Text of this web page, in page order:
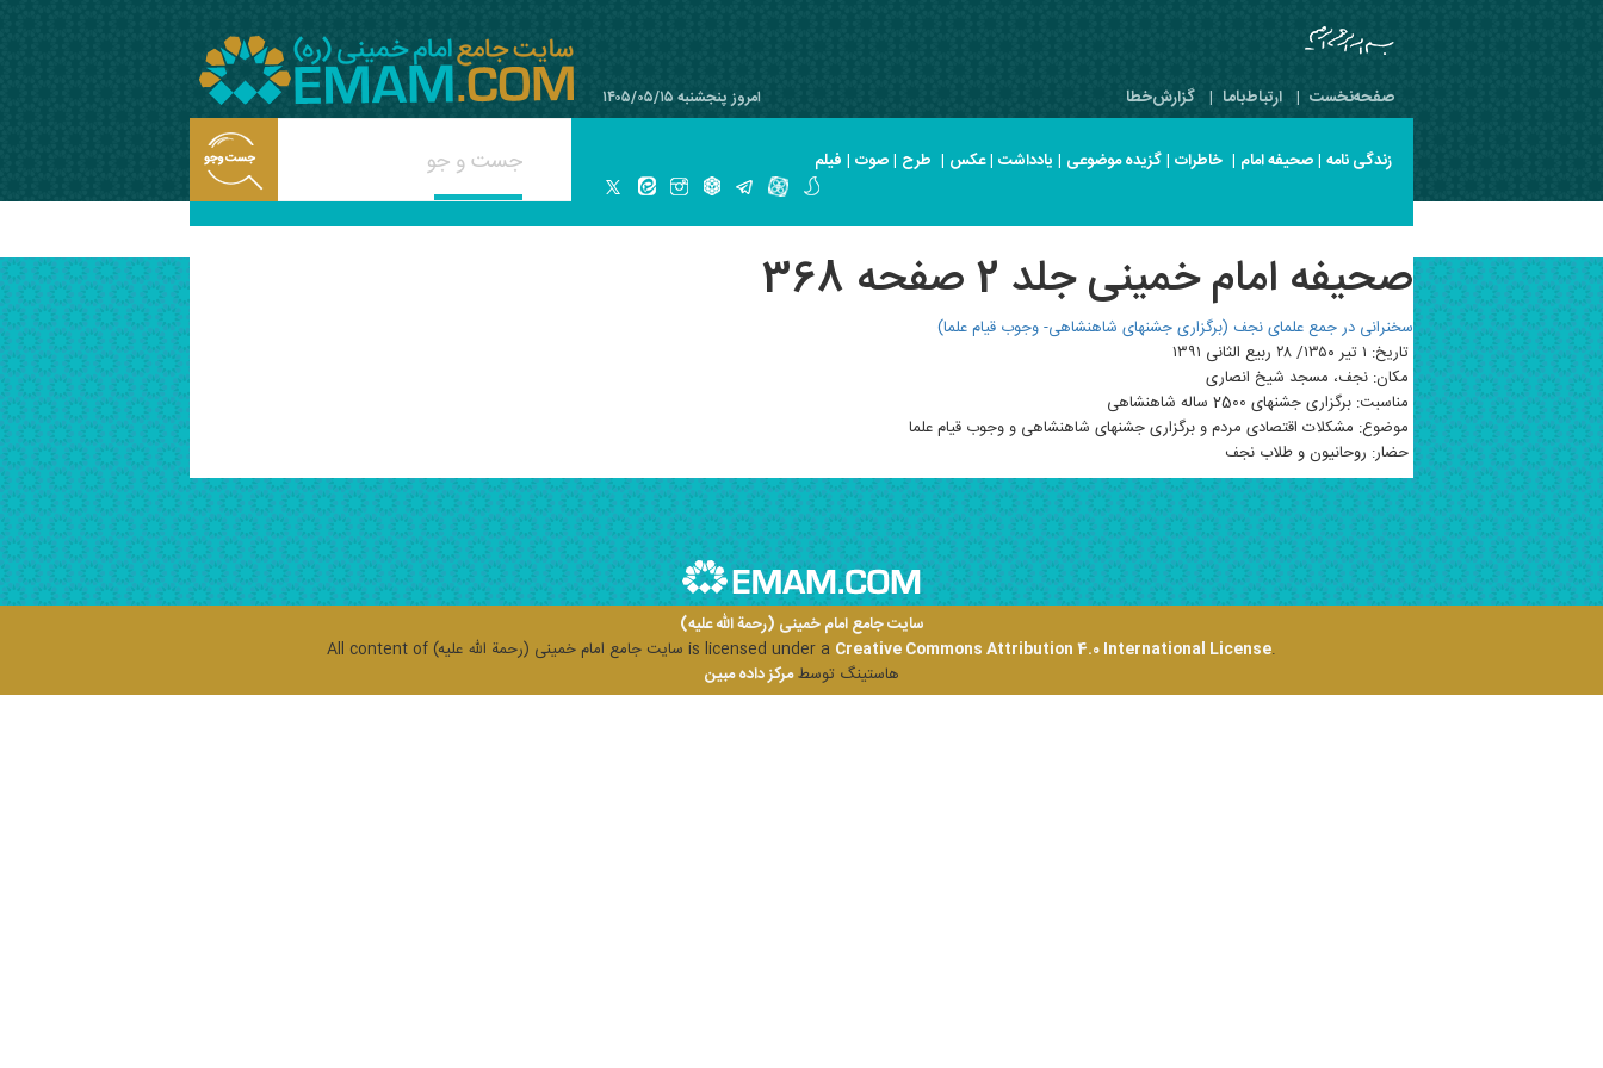
صفحه‌نخست | ارتباط‌با‌ما | گزارش‌خطا امروز پنجشنبه ۱۴۰۵/۰۵/۱۵
زندگی نامه |صحیفه امام | خاطرات |گزیده موضوعی | یادداشت |عکس | طرح |صوت | فیلم
صحیفه امام خمینی جلد 2 صفحه 368
سخنرانی در جمع علمای نجف (برگزاری جشنهای شاهنشاهی- وجوب قیام علما)
تاریخ: ۱ تیر ۱۳۵۰/ ۲۸ ربیع الثانی ۱۳۹۱
مکان: نجف، مسجد شیخ انصاری
مناسبت: برگزاری جشنهای 2500 ساله شاهنشاهی
موضوع: مشکلات اقتصادی مردم و برگزاری جشنهای شاهنشاهی و وجوب قیام علما
حضار: روحانیون و طلاب نجف‌
سایت جامع امام خمینی (رحمة الله علیه)
All content of سایت جامع امام خمینی (رحمة الله علیه) is licensed under a Creative Commons Attribution 4.0 International License.
هاستینگ توسطمرکز داده مبین